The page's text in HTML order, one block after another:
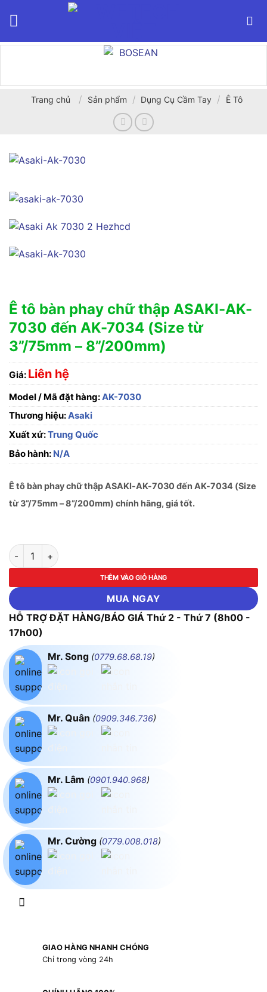
Trang chủ / Sản phẩm / Dụng Cụ Cầm Tay / Ê Tô
Ê tô bàn phay chữ thập ASAKI-AK-
7030 đến AK-7034 (Size từ
3”/75mm – 8”/200mm)
Giá: Liên hệ
Model / Mã đặt hàng:AK-7030
Thương hiệu:Asaki
Xuất xứ:Trung Quốc
Bảo hành: N/A
Ê tô bàn phay chữ thập ASAKI-AK-7030 đến AK-7034 (Size
từ 3”/75mm – 8”/200mm) chính hãng, giá tốt.
Ê tô bàn phay chữ thập ASAKI-AK-7030 đến AK-7034 (Size
THÊM VÀO GIỎ HÀNG
MUA NGAY
HỖ TRỢ ĐẶT HÀNG/BÁO GIÁ Thứ 2 - Thứ 7 (8h00 -
17h00)
Mr. Song (0779.68.68.19)
Mr. Quân (0909.346.736)
Mr. Lâm (0901.940.968)
Mr. Cường (0779.008.018)
GIAO HÀNG NHANH CHÓNG
Chỉ trong vòng 24h